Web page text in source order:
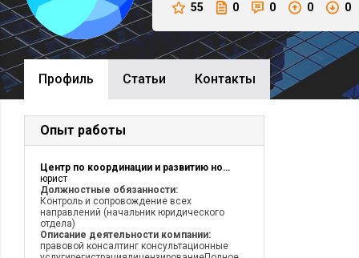
55 0 0 0 0
Профиль Cтатьи Контакты
Опыт работы
Центр по координации и развитию новых форм хозяйствования
юрист
Должностные обязанности:
Контроль и сопровождение всех
направлений (начальник юридического
отдела)
Описание деятельности компании:
правовой консалтинг консультационные